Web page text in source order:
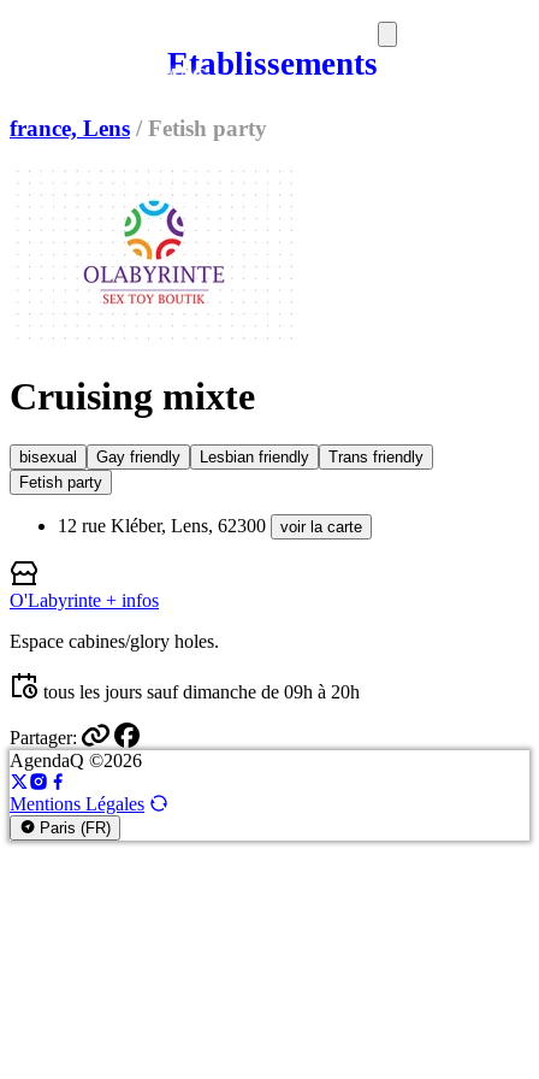
Etablissements
MAG
france, Lens / Fetish party
Cruising mixte
bisexual Gay friendly Lesbian friendly
Trans friendly
Fetish party
12 rue Kléber, Lens, 62300 voir la carte
O'Labyrinte + infos
Espace cabines/glory holes.
tous les jours sauf dimanche de 09h à 20h
Partager:
AgendaQ ©2026
Mentions Légales
Paris (FR)